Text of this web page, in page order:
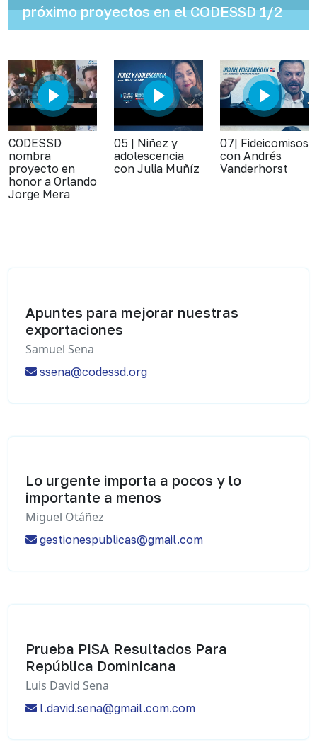
próximo proyectos en el CODESSD 1/2
CODESSD
nombra
proyecto en
honor a Orlando
Jorge Mera
05 | Niñez y
adolescencia
con Julia Muñíz
07| Fideicomisos
con Andrés
Vanderhorst
Apuntes para mejorar nuestras
exportaciones
Samuel Sena
ssena@codessd.org
Lo urgente importa a pocos y lo
importante a menos
Miguel Otáñez
gestionespublicas@gmail.com
Prueba PISA Resultados Para
República Dominicana
Luis David Sena
l.david.sena@gmail.com.com